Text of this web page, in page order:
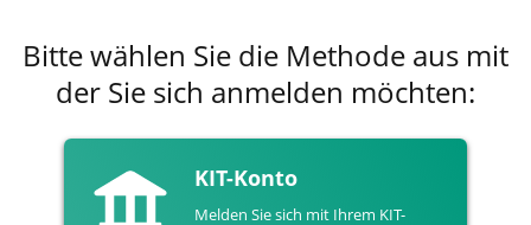
Bitte wählen Sie die Methode aus mit
der Sie sich anmelden möchten:
KIT-Konto
Melden Sie sich mit Ihrem KIT-